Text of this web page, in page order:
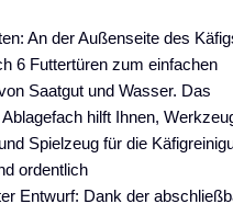
An der Außenseite des
6 Futtertüren zum einfachen
Saatgut und Wasser. Das
hilft Ihnen,
Spielzeug für die
ordentlich
Entwurf: Dank der